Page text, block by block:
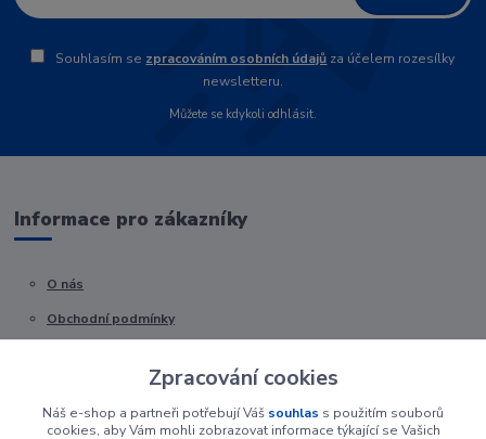
Souhlasím se zpracováním osobních údajů za účelem rozesílky
newsletteru.
Můžete se kdykoli odhlásit.
Informace pro zákazníky
O nás
Obchodní podmínky
Zpracování cookies
Náš e-shop a partneři potřebují Váš souhlas s použitím souborů
cookies, aby Vám mohli zobrazovat informace týkající se Vašich